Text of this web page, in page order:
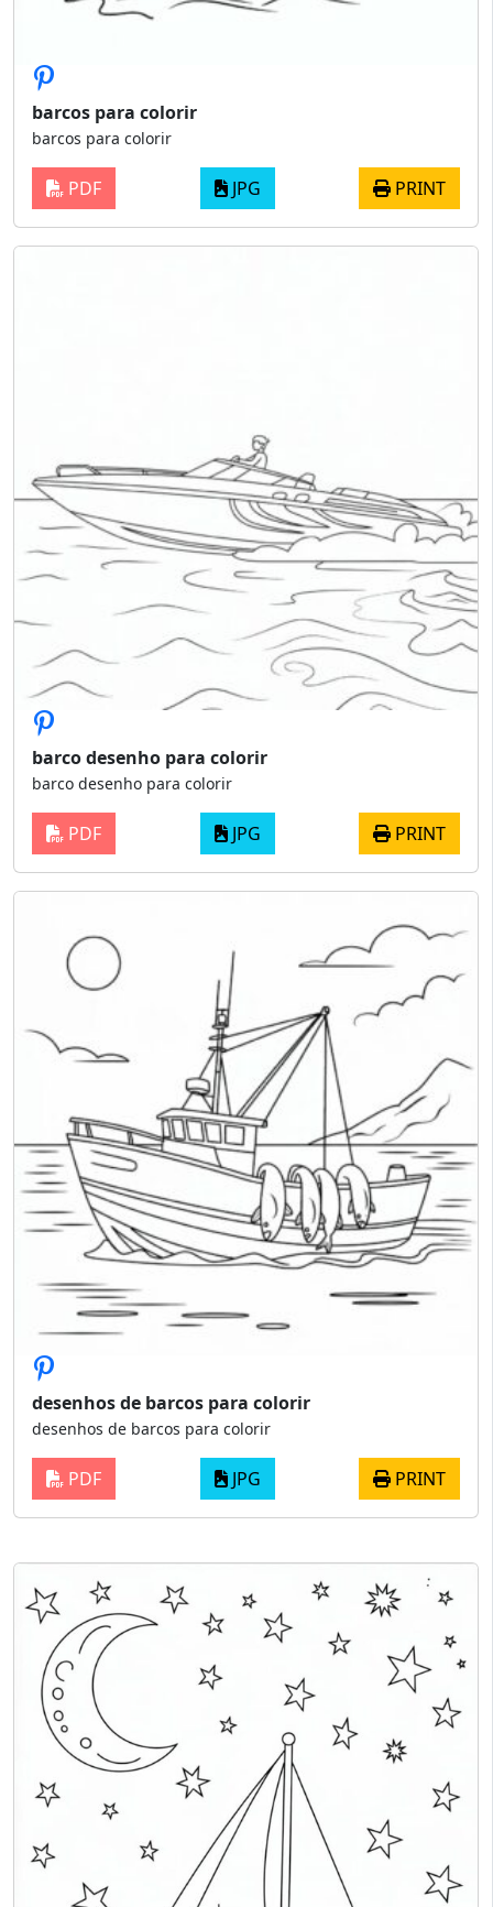
barcos para colorir
barcos para colorir
PDF JPG PRINT
barco desenho para colorir
barco desenho para colorir
PDF JPG PRINT
desenhos de barcos para colorir
desenhos de barcos para colorir
PDF JPG PRINT